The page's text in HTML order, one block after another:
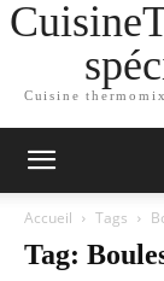
Cuisine
Accueil Tags
Tag: